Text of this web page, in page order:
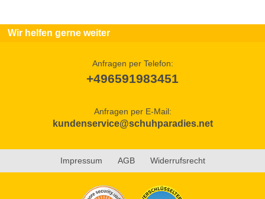
Wir helfen gerne weiter
Anfragen per Telefon:
+496591983451
Anfragen per E-Mail:
kundenservice@schuhparadies.net
Impressum AGB Widerrufsrecht